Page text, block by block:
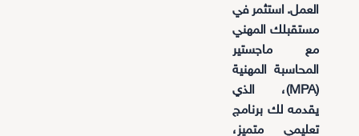
العمل. استثمر في
مستقبلك المهني
مع ماجستير
المحاسبة المهنية
(MPA)، الذي
يقدمه لك برنامج
تعليمي متميز،